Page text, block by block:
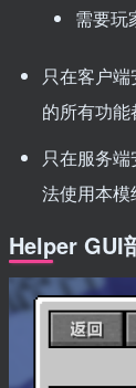
需要玩
只在客户
的所有功能
只在服务
法使用本模
Helper GUI